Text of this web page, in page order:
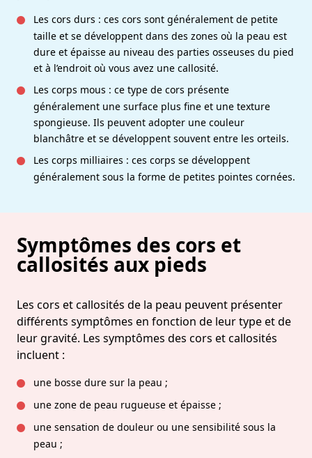
Les cors durs : ces cors sont généralement de petite
taille et se développent dans des zones où la peau est
dure et épaisse au niveau des parties osseuses du pied
et à l’endroit où vous avez une callosité.
Les corps mous : ce type de cors présente
généralement une surface plus fine et une texture
spongieuse. Ils peuvent adopter une couleur
blanchâtre et se développent souvent entre les orteils.
Les corps milliaires : ces corps se développent
généralement sous la forme de petites pointes cornées.
Symptômes des cors et
callosités aux pieds
Les cors et callosités de la peau peuvent présenter
différents symptômes en fonction de leur type et de
leur gravité. Les symptômes des cors et callosités
incluent :
une bosse dure sur la peau ;
une zone de peau rugueuse et épaisse ;
une sensation de douleur ou une sensibilité sous la
peau ;